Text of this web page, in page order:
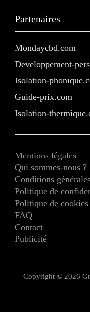
Partenaires
Mondaycbd.com
Developpement-
Isolation-
Guide-prix.com
Isolation-
Mentions légales
Qui sommes-nous ?
Conditions
Politique de
Politique de cookies
FAQ
Contact
Publicité
Copyright © 2026